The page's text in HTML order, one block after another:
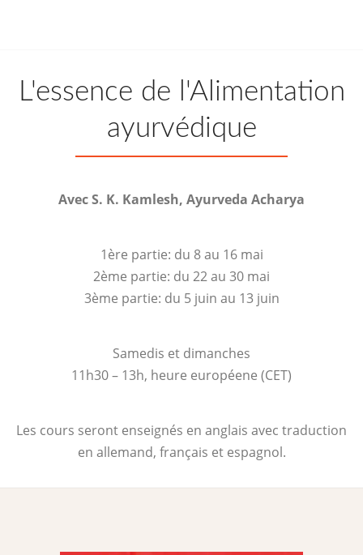
L'essence de l'Alimentation
ayurvédique
Avec S. K. Kamlesh, Ayurveda Acharya
1ère partie: du 8 au 16 mai
2ème partie: du 22 au 30 mai
3ème partie: du 5 juin au 13 juin
Samedis et dimanches
11h30 – 13h, heure européene (CET)
Les cours seront enseignés en anglais avec traduction
en allemand, français et espagnol.